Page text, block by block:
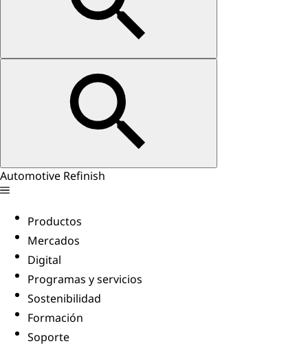
Automotive Refinish
Productos
Mercados
Digital
Programas y servicios
Sostenibilidad
Formación
Soporte